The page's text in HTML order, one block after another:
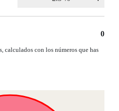
0
calculados con los números que has